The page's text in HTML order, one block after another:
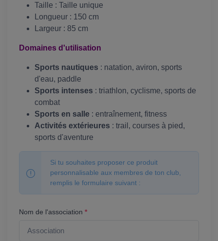
Taille : Taille unique
Longueur : 150 cm
Largeur : 85 cm
Domaines d'utilisation
Sports nautiques : natation, aviron, sports
d'eau, paddle
Sports intenses : triathlon, cyclisme, sports de
combat
Sports en salle : entraînement, fitness
Activités extérieures : trail, courses à pied,
sports d'aventure
Si tu souhaites proposer ce produit
personnalisable aux membres de ton club,
remplis le formulaire suivant :
Nom de l'association *